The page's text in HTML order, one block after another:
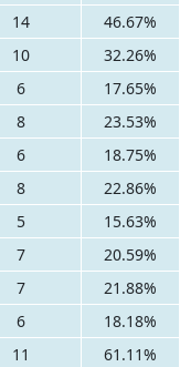
14
46.67%
10
32.26%
6
17.65%
8
23.53%
6
18.75%
8
22.86%
5
15.63%
7
20.59%
7
21.88%
6
18.18%
11
61.11%